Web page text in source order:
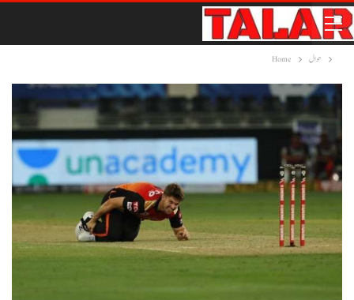
Home حوال